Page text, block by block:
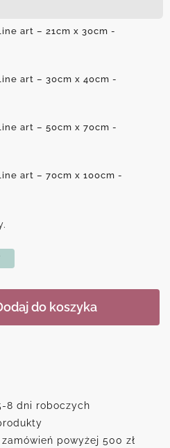
art – 21cm x 30cm -
art – 30cm x 40cm -
art – 50cm x 70cm -
art – 70cm x 100cm -
do koszyka
8 dni roboczych
powyżej 500 zł